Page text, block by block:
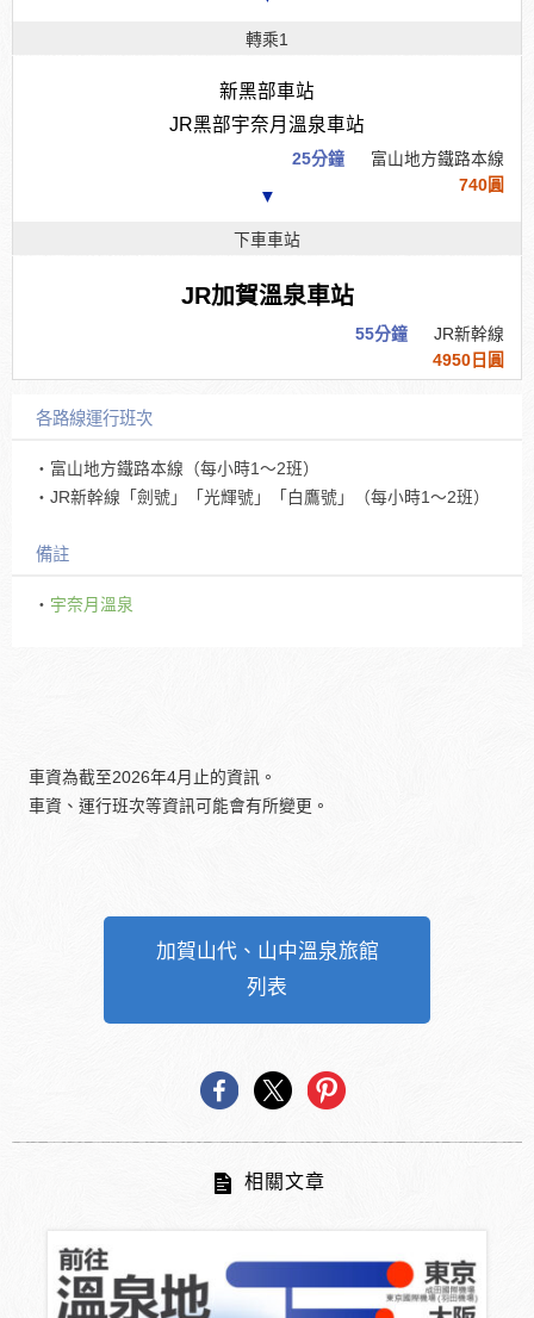
轉乘1
新黑部車站
JR黑部宇奈月溫泉車站
25分鐘
富山地方鐵路本線
740圓
▼
下車車站
JR加賀溫泉車站
55分鐘
JR新幹線
4950日圓
各路線運行班次
・富山地方鐵路本線（每小時1～2班）
・JR新幹線「劍號」「光輝號」「白鷹號」（每小時1～2班）
備註
・ 宇奈月溫泉
車資為截至2026年4月止的資訊。
車資、運行班次等資訊可能會有所變更。
加賀山代、山中溫泉旅館
列表
相關文章